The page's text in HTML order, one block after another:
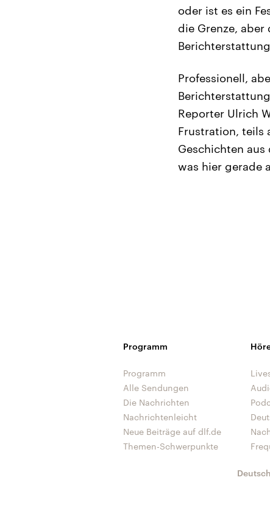
oder ist es ein
die Grenze,
Professionell,
Reporter Ulrich
Frustration, teils
Geschichten
was hier gerade
Programm
Programm
Alle Sendungen
Die Nachrichten
Nachrichtenleicht
Neue Beiträge auf dlf.de
Themen-Schwerpunkte